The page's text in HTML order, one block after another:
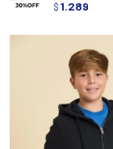
$ 1.289